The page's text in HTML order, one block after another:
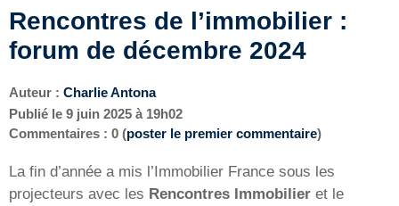
Rencontres de l’immobilier :
forum de décembre 2024
Auteur : Charlie Antona
Publié le 9 juin 2025 à 19h02
Commentaires : 0 (poster le premier commentaire)
La fin d’année a mis l’Immobilier France sous les
projecteurs avec les Rencontres Immobilier et le